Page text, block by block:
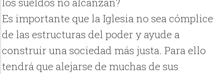
Es importante que la Iglesia no sea cómplice
de las estructuras del poder y ayude a
construir una sociedad más justa. Para ello
tendrá que alejarse de muchas de sus